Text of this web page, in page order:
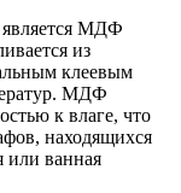
является МДФ
из
клеевым
МДФ
к влаге, что
находящихся
или ванная